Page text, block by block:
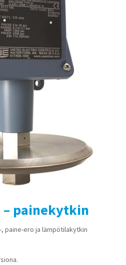
– painekytkin
paine-ero ja lämpötilakytkin